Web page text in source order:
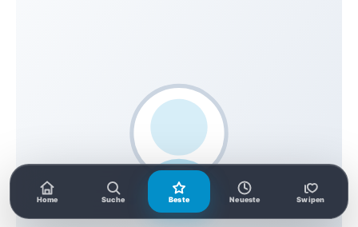
Home Suche Beste Neueste Swipen